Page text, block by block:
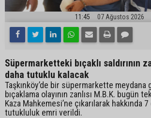
11:45 07 Ağustos 2026
Süpermarketteki bıçaklı saldırının
daha tutuklu kalacak
Taşkınköy’de bir süpermarkette meydana
bıçaklama olayının zanlısı M.B.K. bugün
Kaza Mahkemesi’ne çıkarılarak hakkında
tutukluluk emri verildi.